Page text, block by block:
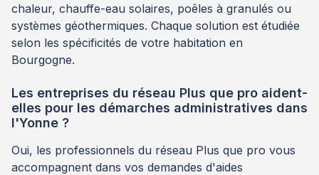
chaleur, chauffe-eau solaires, poêles à granulés ou
systèmes géothermiques. Chaque solution est étudiée
selon les spécificités de votre habitation en
Bourgogne.
Les entreprises du réseau Plus que pro aident-
elles pour les démarches administratives dans
l'Yonne ?
Oui, les professionnels du réseau Plus que pro vous
accompagnent dans vos demandes d'aides